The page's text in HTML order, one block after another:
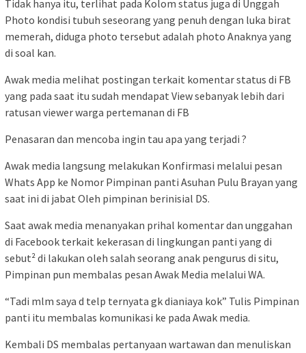
Tidak hanya itu, terlihat pada Kolom status juga di Unggah
Photo kondisi tubuh seseorang yang penuh dengan luka birat
memerah, diduga photo tersebut adalah photo Anaknya yang
di soal kan.
Awak media melihat postingan terkait komentar status di FB
yang pada saat itu sudah mendapat View sebanyak lebih dari
ratusan viewer warga pertemanan di FB
Penasaran dan mencoba ingin tau apa yang terjadi ?
Awak media langsung melakukan Konfirmasi melalui pesan
Whats App ke Nomor Pimpinan panti Asuhan Pulu Brayan yang
saat ini di jabat Oleh pimpinan berinisial DS.
Saat awak media menanyakan prihal komentar dan unggahan
di Facebook terkait kekerasan di lingkungan panti yang di
sebut² di lakukan oleh salah seorang anak pengurus di situ,
Pimpinan pun membalas pesan Awak Media melalui WA.
“Tadi mlm saya d telp ternyata gk dianiaya kok” Tulis Pimpinan
panti itu membalas komunikasi ke pada Awak media.
Kembali DS membalas pertanyaan wartawan dan menuliskan